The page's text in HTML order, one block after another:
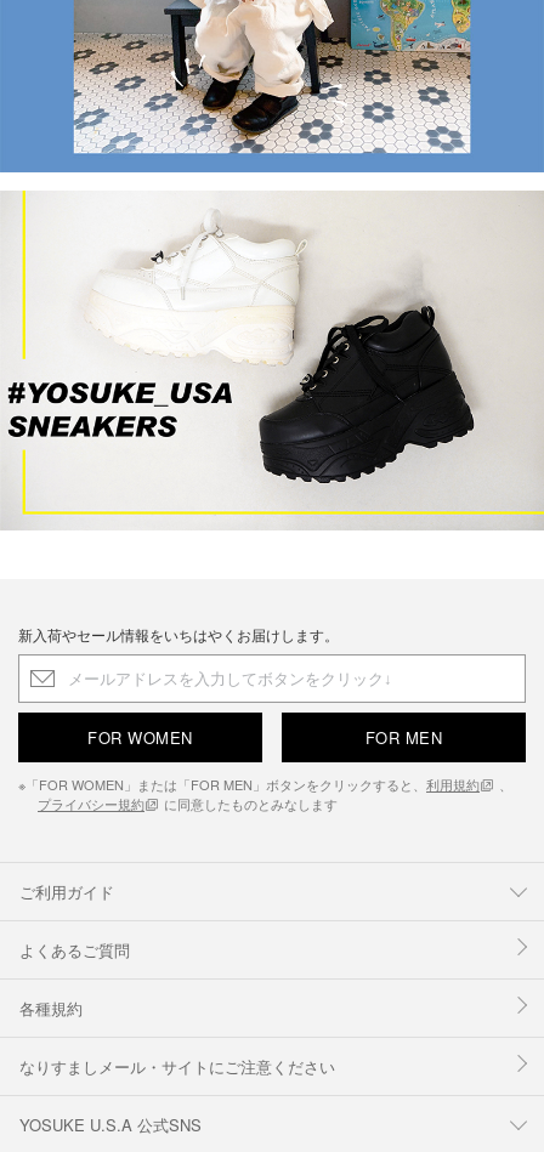
新入荷やセール情報をいちはやくお届けします。
FOR WOMEN FOR MEN
※「FOR WOMEN」または「FOR MEN」ボタンをクリックすると、 利用規約
、
プライバシー規約
に同意したものとみなします
ご利用ガイド
よくあるご質問
各種規約
なりすましメール・サイトにご注意ください
YOSUKE U.S.A 公式SNS